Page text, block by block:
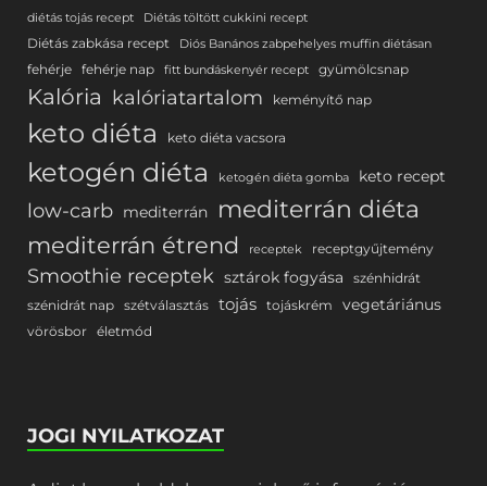
diétás tojás recept Diétás töltött cukkini recept
Diétás zabkása recept Diós Banános zabpehelyes muffin diétásan
fehérje fehérje nap fitt bundáskenyér recept gyümölcsnap
Kalória kalóriatartalom keményítő nap
keto diéta keto diéta vacsora
ketogén diéta ketogén diéta gomba keto recept
low-carb mediterrán mediterrán diéta
mediterrán étrend receptek receptgyűjtemény
Smoothie receptek sztárok fogyása
szénhidrát
szénidrát nap szétválasztás tojás tojáskrém vegetáriánus
vörösbor életmód
JOGI NYILATKOZAT